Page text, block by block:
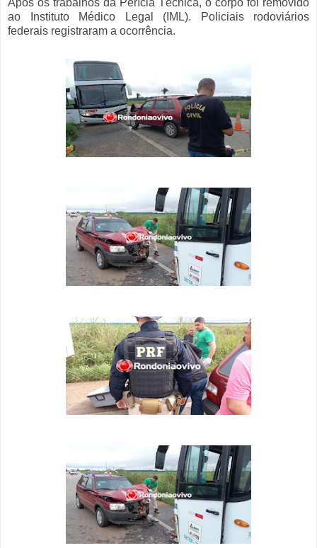
ao Instituto Médico Legal (IML). Policiais rodoviários
federais registraram a ocorrência.